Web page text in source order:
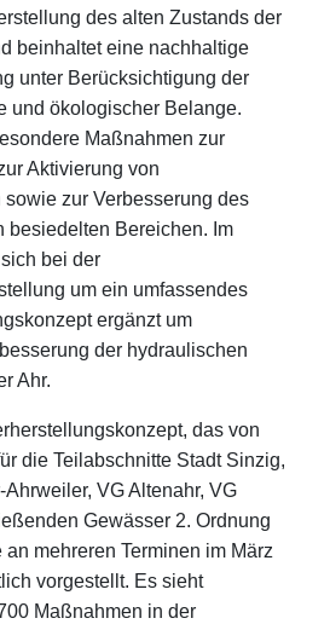
des alten Zustands der
beinhaltet eine nachhaltige
unter Berücksichtigung der
und ökologischer Belange.
Maßnahmen zur
Aktivierung von
zur Verbesserung des
besiedelten Bereichen. Im
bei der
um ein umfassendes
ergänzt um
der hydraulischen
Ahr.
das von
die Teilabschnitte Stadt Sinzig,
VG Altenahr, VG
Gewässer 2. Ordnung
mehreren Terminen im März
vorgestellt. Es sieht
Maßnahmen in der